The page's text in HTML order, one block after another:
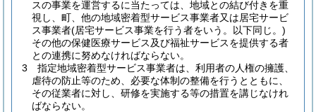
スの事業を運営するに当たっては、地域との結び付きを重
視し、町、他の地域密着型サービス事業者又は居宅サービ
ス事業者(居宅サービス事業を行う者をいう。以下同じ。)
その他の保健医療サービス及び福祉サービスを提供する者
との連携に努めなければならない。
3
指定地域密着型サービス事業者は、利用者の人権の擁護、
虐待の防止等のため、必要な体制の整備を行うとともに、
その従業者に対し、研修を実施する等の措置を講じなけれ
ばならない。